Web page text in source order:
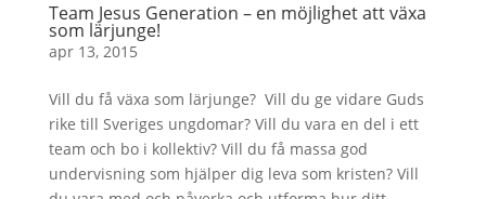
Team Jesus Generation – en möjlighet att växa
som lärjunge!
apr 13, 2015
Vill du få växa som lärjunge? Vill du ge vidare Guds
rike till Sveriges ungdomar? Vill du vara en del i ett
team och bo i kollektiv? Vill du få massa god
undervisning som hjälper dig leva som kristen? Vill